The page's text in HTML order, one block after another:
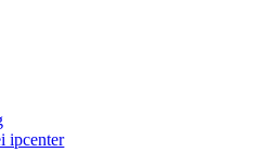
ipcenter